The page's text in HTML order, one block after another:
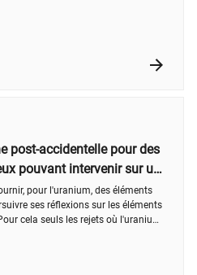
post-accidentelle pour des
pouvant intervenir sur un
pour l'uranium, des éléments
ses réflexions sur les éléments
cela seuls les rejets où l'uranium